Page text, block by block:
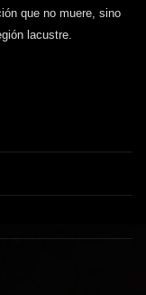
que no muere, sino
lacustre.